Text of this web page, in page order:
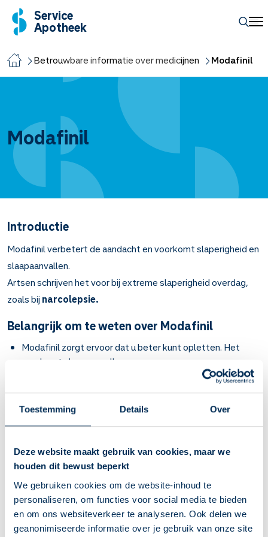
Toestemming Details Over
Deze website maakt gebruik van cookies, maar we
houden dit bewust beperkt
We gebruiken cookies om de website-inhoud te
personaliseren, om functies voor social media te bieden
en om ons websiteverkeer te analyseren. Ook delen we
geanonimiseerde informatie over je gebruik van onze site
Service
Apotheek
Betrouwbare informatie over medicijnen Modafinil
Modafinil
Introductie
Modafinil verbetert de aandacht en voorkomt slaperigheid en
slaapaanvallen.
Artsen schrijven het voor bij extreme slaperigheid overdag,
zoals bij narcolepsie.
Belangrijk om te weten over Modafinil
Modafinil zorgt ervoor dat u beter kunt opletten. Het
voorkomt slaapaanvallen.
Werkt binnen 3 uur.
Gebruikt u dit medicijn 1 keer per dag? Slik het in de
ochtend. Bijvoorbeeld bij uw ontbijt.
ochtend en in de middag. Bijvoorbeeld bij het ontbijt en de
lunch. Neem de laatste tablet niet te laat. Anders kunt u in
U kunt last krijgen van buikpijn, misselijk voelen, diarree of
verstopping. Heeft u hier last van? Neem dit medicijn dan
met wat voedsel.
De eerste paar dagen kunt u hoofdpijn krijgen. Andere